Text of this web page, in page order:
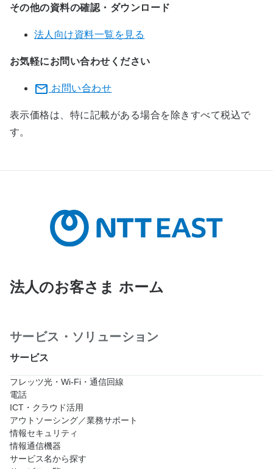
その他の資料の確認・ダウンロード
法人向け資料一覧を見る
お気軽にお問い合わせください
お問い合わせ
表示価格は、特に記載がある場合を除きすべて税込で
す。
法人のお客さま ホーム
サービス・ソリューション
サービス
フレッツ光・Wi-Fi・通信回線
電話
ICT・クラウド活用
アウトソーシング／業務サポート
情報セキュリティ
情報通信機器
サービス名から探す